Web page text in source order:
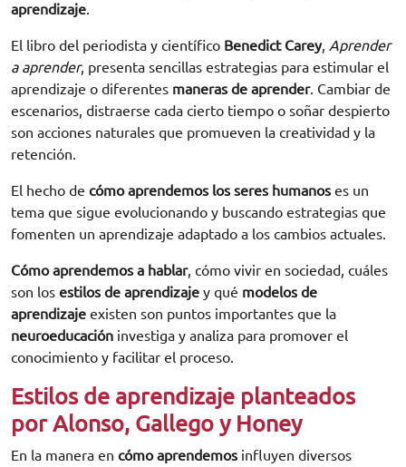
aprendizaje.
El libro del periodista y científico Benedict Carey, Aprender
a aprender, presenta sencillas estrategias para estimular el
aprendizaje o diferentes maneras de aprender. Cambiar de
escenarios, distraerse cada cierto tiempo o soñar despierto
son acciones naturales que promueven la creatividad y la
retención.
El hecho de cómo aprendemos los seres humanos es un
tema que sigue evolucionando y buscando estrategias que
fomenten un aprendizaje adaptado a los cambios actuales.
Cómo aprendemos a hablar, cómo vivir en sociedad, cuáles
son los estilos de aprendizaje y qué modelos de
aprendizaje existen son puntos importantes que la
neuroeducación investiga y analiza para promover el
conocimiento y facilitar el proceso.
Estilos de aprendizaje planteados
por Alonso, Gallego y Honey
En la manera en cómo aprendemos influyen diversos